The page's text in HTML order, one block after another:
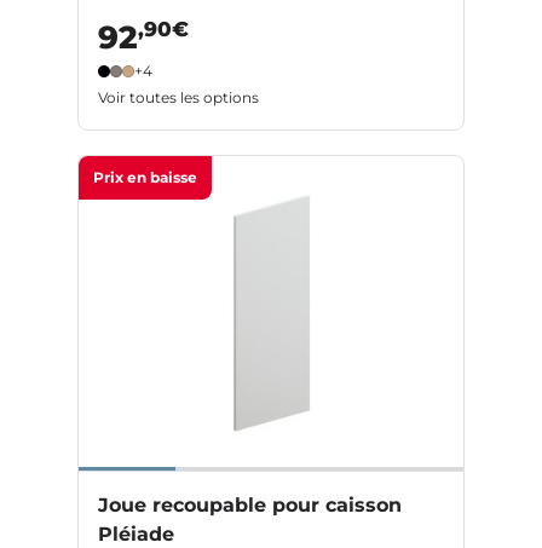
92,90€
+4
Voir toutes les options
Prix en baisse
Joue recoupable pour caisson
Pléiade